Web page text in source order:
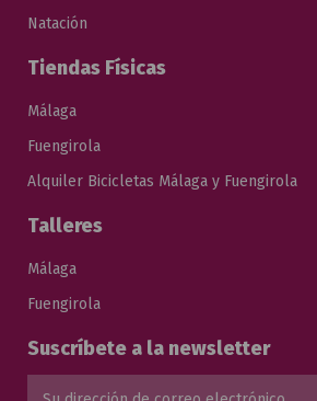
Natación
Tiendas Físicas
Málaga
Fuengirola
Alquiler Bicicletas Málaga y Fuengirola
Talleres
Málaga
Fuengirola
Suscríbete a la newsletter